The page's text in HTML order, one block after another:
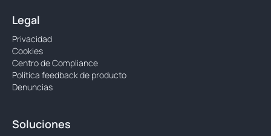
Legal
Privacidad
Cookies
Centro de Compliance
Política feedback de producto
Denuncias
Soluciones